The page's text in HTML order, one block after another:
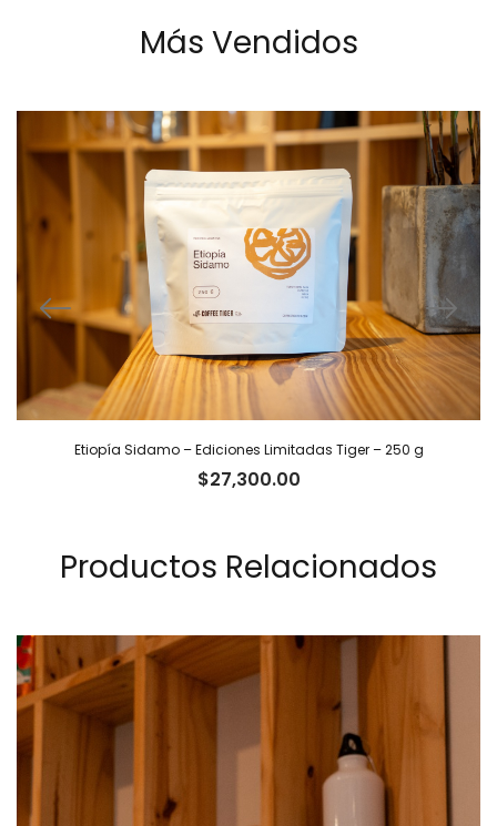
Más Vendidos
Etiopía Sidamo – Ediciones Limitadas Tiger – 250 g
$27,300.00
Productos Relacionados